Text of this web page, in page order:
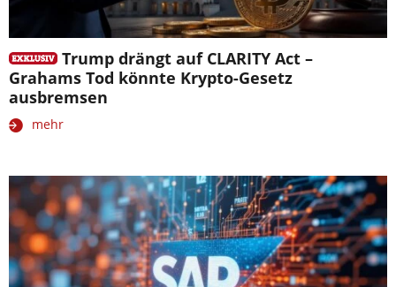
Trump drängt auf CLARITY Act –
Grahams Tod könnte Krypto-Gesetz
ausbremsen
mehr